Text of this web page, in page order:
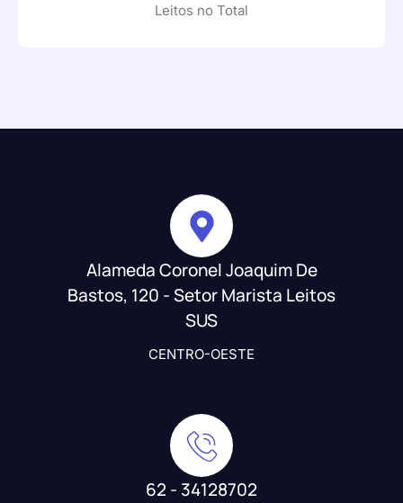
Leitos no Total
Alameda Coronel Joaquim De
Bastos, 120 - Setor Marista Leitos
SUS
CENTRO-OESTE
62 - 34128702